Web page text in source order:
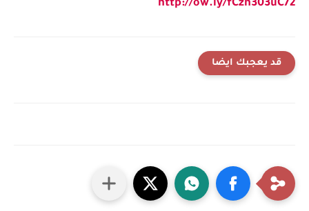
http://ow.ly/fCzn303uC72
قد يعجبك ايضا